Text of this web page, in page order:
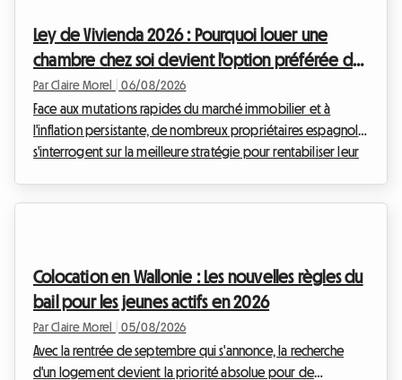
représente le poste de dépense le plu...
Ley de Vivienda 2026 : Pourquoi louer une
chambre chez soi devient l'option préférée des
propriétaires en Espagne
Par Claire Morel 06/08/2026
Face aux mutations rapides du marché immobilier et à
l'inflation persistante, de nombreux propriétaires espagnols
s'interrogent sur la meilleure stratégie pour rentabiliser leur
location de chambres individuelles. Mai...
Colocation en Wallonie : Les nouvelles règles du
bail pour les jeunes actifs en 2026
Par Claire Morel 05/08/2026
Avec la rentrée de septembre qui s'annonce, la recherche
d'un logement devient la priorité absolue pour de